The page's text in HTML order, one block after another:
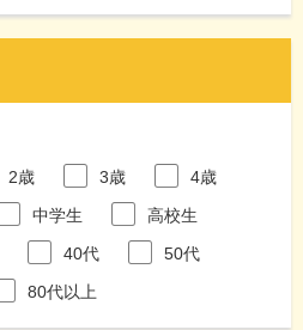
2歳 3歳
4歳
中学生
高校生
40代
50代
80代以上